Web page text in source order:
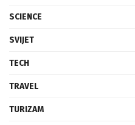
SCIENCE
SVIJET
TECH
TRAVEL
TURIZAM